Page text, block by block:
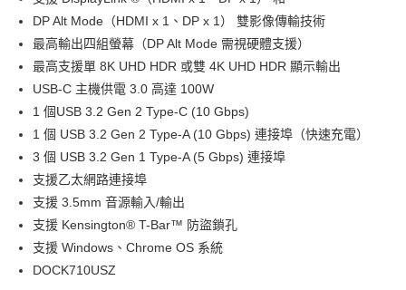
華南商業銀行
彰化商業銀行
上海商業儲蓄銀行
台北富邦商業銀行
國泰世華商業銀行
兆豐國際商業銀行
臺灣中小企業銀行
台中商業銀行
匯豐（台灣）商業銀行
聯邦商業銀行
元大商業銀行
永豐商業銀行
玉山商業銀行
星展（台灣）商業銀行
台新國際商業銀行
中國信託商業銀行
台灣樂天信用卡公司
彰化商業銀行
上海商業儲蓄銀行
台北富邦商業銀行
國泰世華商業銀行
兆豐國際商業銀行
臺灣中小企業銀行
匯豐（台灣）商業銀行
華泰商業銀行
聯邦商業銀行
遠東國際商業銀行
元大商業銀行
永豐商業銀行
玉山商業銀行
星展（台灣）商業銀行
台新國際商業銀行
台灣樂天信用卡公司
LINE Pay
Apple Pay
街口支付
悠遊付
Google Pay
全盈+PAY
ATM付款
貨到付款
DP Alt Mode（HDMI x 1、DP x 1） 雙影像傳輸技術
最高輸出四組螢幕（DP Alt Mode 需視硬體支援）
最高支援單 8K UHD HDR 或雙 4K UHD HDR 顯示輸出
USB-C 主機供電 3.0 高達 100W
1 個USB 3.2 Gen 2 Type-C (10 Gbps)
1 個 USB 3.2 Gen 2 Type-A (10 Gbps) 連接埠（快速充電）
3 個 USB 3.2 Gen 1 Type-A (5 Gbps) 連接埠
支援乙太網路連接埠
支援 3.5mm 音源輸入/輸出
支援 Kensington® T-Bar™ 防盜鎖孔
支援 Windows、Chrome OS 系統
DOCK710USZ